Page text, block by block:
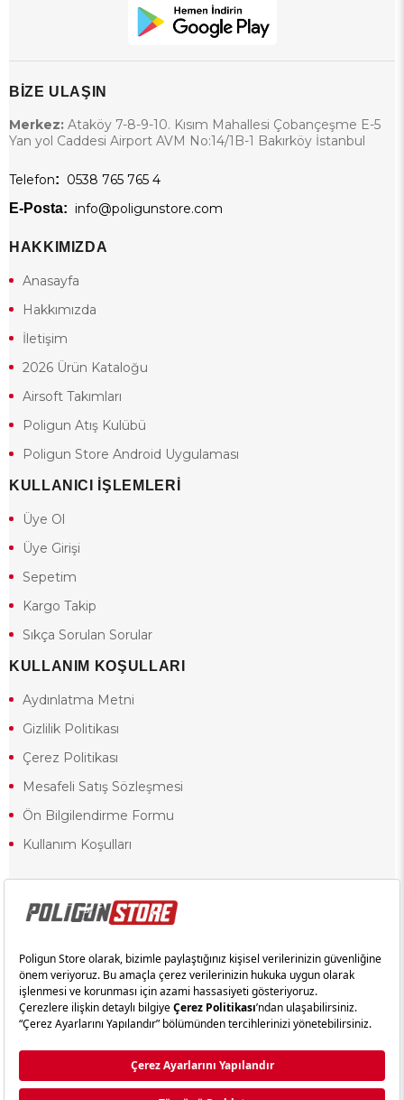
BİZE ULAŞIN
Merkez: Ataköy 7-8-9-10. Kısım Mahallesi Çobançeşme E-5
Yan yol Caddesi Airport AVM No:14/1B-1 Bakırköy İstanbul
Telefon: 0538 765 765 4
E-Posta: info@poligunstore.com
HAKKIMIZDA
Anasayfa
Hakkımızda
İletişim
2026 Ürün Kataloğu
Airsoft Takımları
Poligun Atış Kulübü
Poligun Store Android Uygulaması
KULLANICI İŞLEMLERİ
Üye Ol
Üye Girişi
Sepetim
Kargo Takip
Sıkça Sorulan Sorular
KULLANIM KOŞULLARI
Aydınlatma Metni
Gizlilik Politikası
Çerez Politikası
Mesafeli Satış Sözleşmesi
Ön Bilgilendirme Formu
Kullanım Koşulları
18 yaşından küçük olduğunuz halde siteye girerseniz ve mesafeli satış
kısıtlamalardan dolayı oluşabilecek herhangi bir durumda doğacak yasal
sorumluluk ve yükümlülükler tamamen tarafınıza ait olacak ve cezai
Yasa gereği 18 yaşından küçük olanların sitemizi görüntülemesi ve
alışveriş yapmaları yasaktır. Konuyla ilgili olarak site kullanım
sözleşmemimizi okuyabilirsiniz.
Ticimax Tarafından Hazırlanmıştır.